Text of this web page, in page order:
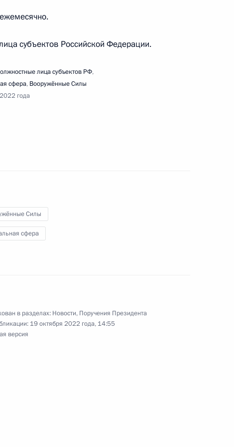
Президиума Госсовета
субъектов Российской Федерации.
лица субъектов РФ,
сфера, Вооружённые Силы
года
Силы
сфера
в разделах: Новости, Поручения Президента
19 октября 2022 года, 14:55
версия